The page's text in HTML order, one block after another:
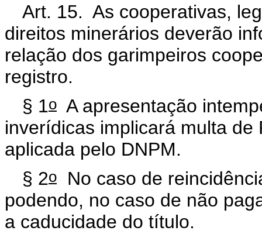
Art. 15. As cooperativas,
direitos minerários deverão
relação dos garimpeiros
registro.
§ 1o A apresentação
inverídicas implicará multa
aplicada pelo DNPM.
§ 2o No caso de
podendo, no caso de não
a caducidade do título.